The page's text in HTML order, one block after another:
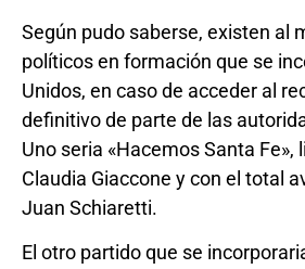
Según pudo saberse, existen al
políticos en formación que se
Unidos, en caso de acceder al
definitivo de parte de las
Uno seria «Hacemos Santa Fe»,
Claudia Giaccone y con el total
Juan Schiaretti.
El otro partido que se